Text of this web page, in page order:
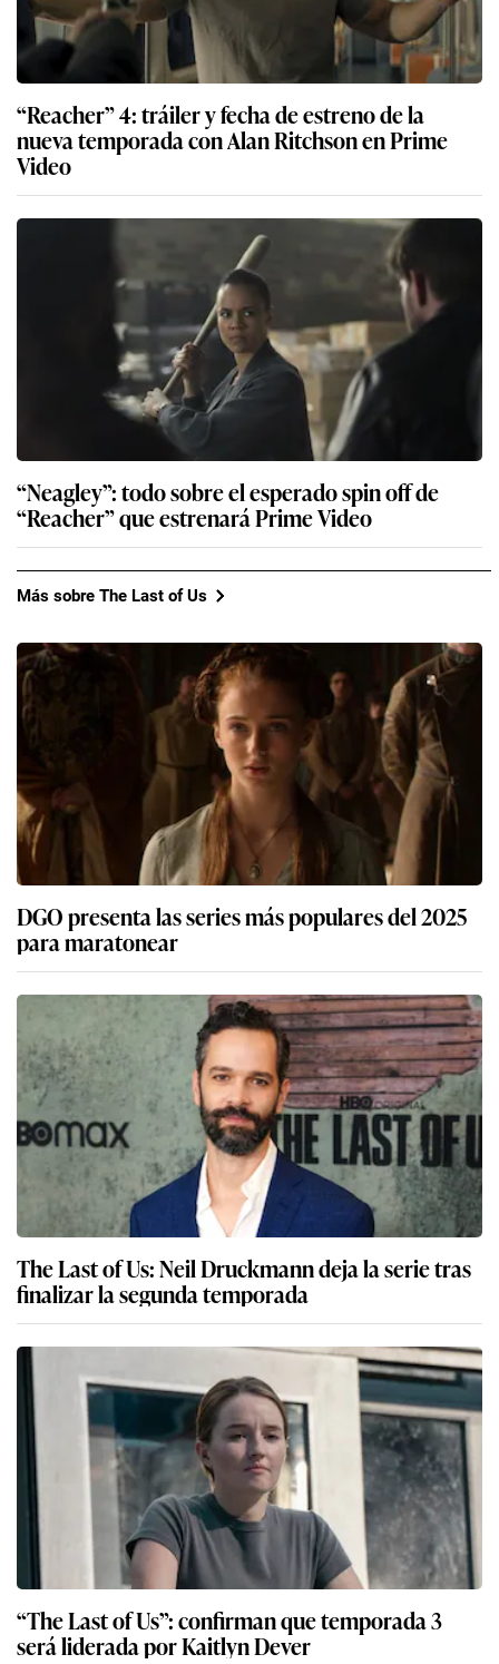
“Reacher” 4: tráiler y fecha de estreno de la
nueva temporada con Alan Ritchson en Prime
Video
“Neagley”: todo sobre el esperado spin off de
“Reacher” que estrenará Prime Video
Más sobre The Last of Us
DGO presenta las series más populares del 2025
para maratonear
The Last of Us: Neil Druckmann deja la serie tras
finalizar la segunda temporada
“The Last of Us”: confirman que temporada 3
será liderada por Kaitlyn Dever